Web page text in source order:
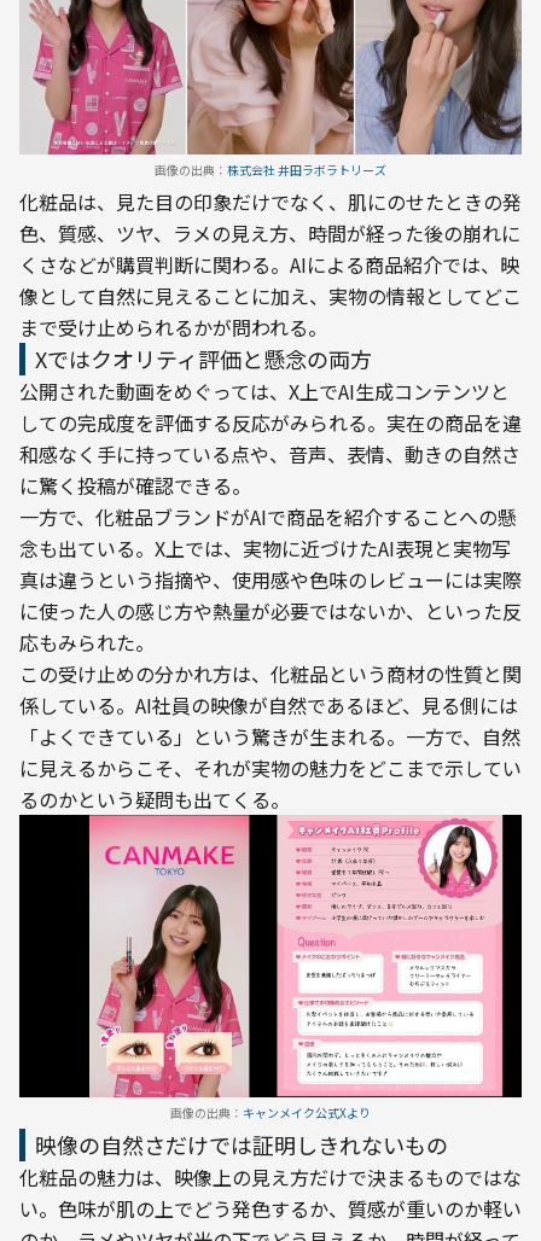
画像の出典： 株式会社 井田ラボラトリーズ
化粧品は、見た目の印象だけでなく、肌にのせたときの発
色、質感、ツヤ、ラメの見え方、時間が経った後の崩れに
くさなどが購買判断に関わる。AIによる商品紹介では、映
像として自然に見えることに加え、実物の情報としてどこ
まで受け止められるかが問われる。
Xではクオリティ評価と懸念の両方
公開された動画をめぐっては、X上でAI生成コンテンツと
しての完成度を評価する反応がみられる。実在の商品を違
和感なく手に持っている点や、音声、表情、動きの自然さ
に驚く投稿が確認できる。
一方で、化粧品ブランドがAIで商品を紹介することへの懸
念も出ている。X上では、実物に近づけたAI表現と実物写
真は違うという指摘や、使用感や色味のレビューには実際
に使った人の感じ方や熱量が必要ではないか、といった反
応もみられた。
この受け止めの分かれ方は、化粧品という商材の性質と関
係している。AI社員の映像が自然であるほど、見る側には
「よくできている」という驚きが生まれる。一方で、自然
に見えるからこそ、それが実物の魅力をどこまで示してい
るのかという疑問も出てくる。
画像の出典： キャンメイク公式Xより
映像の自然さだけでは証明しきれないもの
化粧品の魅力は、映像上の見え方だけで決まるものではな
い。色味が肌の上でどう発色するか、質感が重いのか軽い